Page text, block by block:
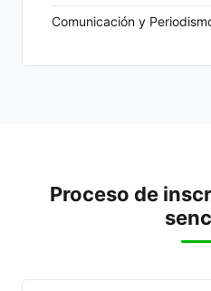
Comunicación y
Proceso de